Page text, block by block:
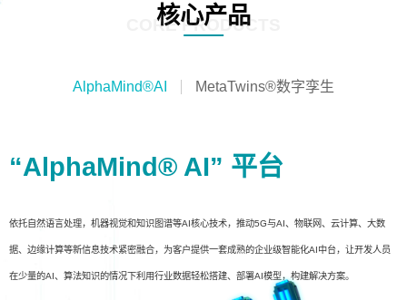
核心产品
CORE PRODUCTS
AlphaMind®AI MetaTwins®数字孪生
“AlphaMind® AI” 平台
依托自然语言处理，机器视觉和知识图谱等AI核心技术，推动5G与AI、物联网、云计算、大数
据、边缘计算等新信息技术紧密融合，为客户提供一套成熟的企业级智能化AI中台，让开发人员
在少量的AI、算法知识的情况下利用行业数据轻松搭建、部署AI模型，构建解决方案。